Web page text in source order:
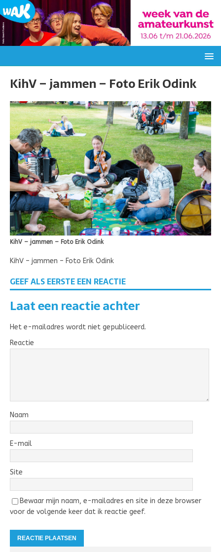
KihV – jammen – Foto Erik Odink
KihV – jammen – Foto Erik Odink
KihV – jammen – Foto Erik Odink
GEEF ALS EERSTE EEN REACTIE
Laat een reactie achter
Het e-mailadres wordt niet gepubliceerd.
Reactie
Naam
E-mail
Site
Bewaar mijn naam, e-mailadres en site in deze browser
voor de volgende keer dat ik reactie geef.